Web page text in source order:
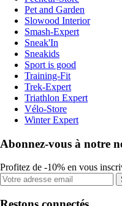
Pet and Garden
Slowood Interior
Smash-Expert
Sneak'In
Sneakids
Sport is good
Training-Fit
Trek-Expert
Triathlon Expert
Vélo-Store
Winter Expert
Abonnez-vous à notre
Profitez de -10% en vous